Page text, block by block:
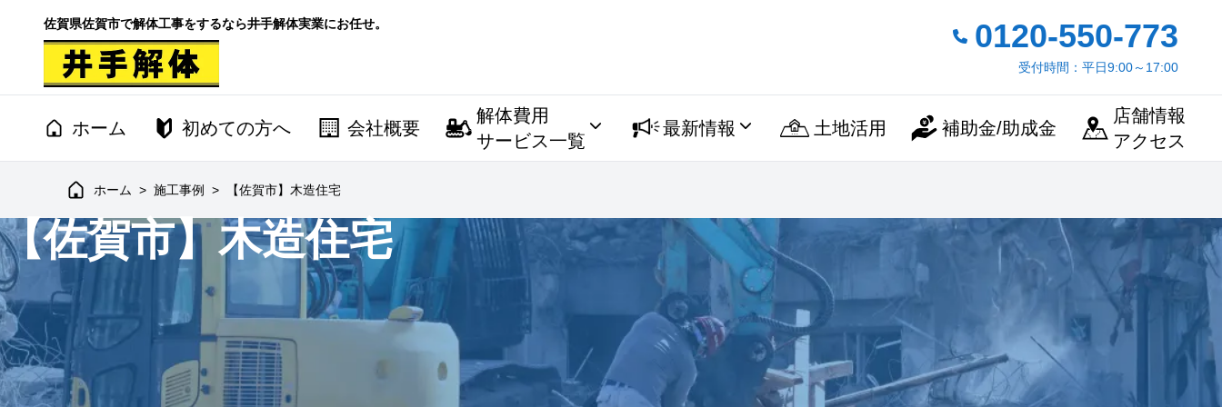
佐賀県佐賀市で解体工事をするなら井手解体実業にお任せ。 0120-550-773
受付時間：平日9:00～17:00
ホーム 初めての方へ 会社概要
解体費用
サービス一覧
最新情報 土地活用 補助金/助成金
店舗情報
アクセス
ホーム > 施工事例 > 【佐賀市】木造住宅
【佐賀市】木造住宅